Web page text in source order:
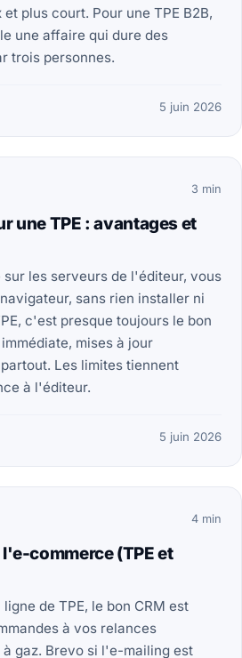
plus court. Pour une TPE B2B,
une affaire qui dure des
trois personnes.
5 juin 2026
3 min
une TPE : avantages et
sur les serveurs de l'éditeur, vous
sans rien installer ni
c'est presque toujours le bon
mises à jour
Les limites tiennent
à l'éditeur.
5 juin 2026
4 min
commerce (TPE et
de TPE, le bon CRM est
à vos relances
gaz. Brevo si l'e-mailing est